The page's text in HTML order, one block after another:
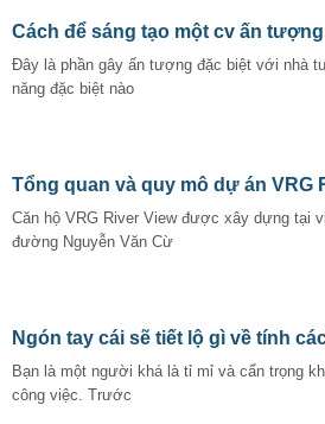
Cách để sáng tạo một cv ấn
Đây là phần gây ấn tượng đặc biệt với nhà
năng đặc biệt nào
Tổng quan và quy mô dự án VRG
Căn hộ VRG River View được xây dựng tại
đường Nguyễn Văn Cừ
Ngón tay cái sẽ tiết lộ gì về tính
Bạn là một người khá là tỉ mỉ và cẩn trọng
công việc. Trước